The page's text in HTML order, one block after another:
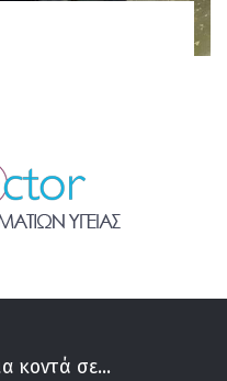
κοντά σε...